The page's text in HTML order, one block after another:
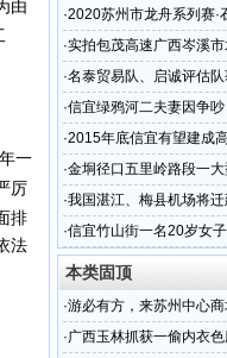
由
一
厉
排
法
馆”
·2020苏州市龙舟系列赛·
·实拍包茂高速广西岑溪
段的现状
·名泰贸易队、启诚评估
名
·信宜绿鸦河二夫妻因争
·2015年底信宜有望建成
的交通压
·金垌径口五里岭路段一
·我国湛江、梅县机场将
·信宜竹山街一名20岁女
本类固顶
·游必有方，来苏州中心
馆”
·广西玉林抓获一偷内衣